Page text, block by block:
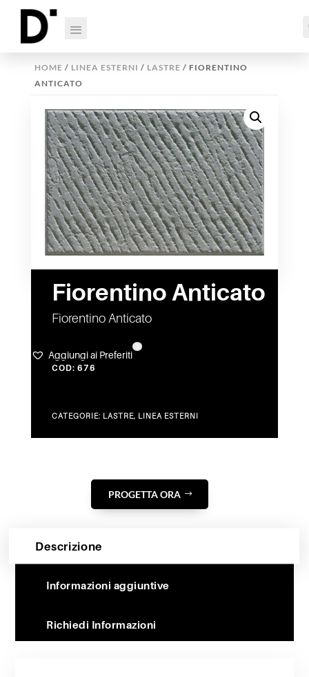
HOME / LINEA ESTERNI / LASTRE / FIORENTINO
ANTICATO
Fiorentino Anticato
Fiorentino Anticato
Aggiungi ai Preferiti
COD: 676
CATEGORIE: LASTRE, LINEA ESTERNI
PROGETTA ORA
Descrizione
Informazioni aggiuntive
Richiedi Informazioni